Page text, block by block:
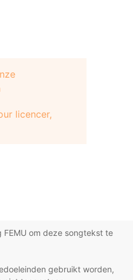
licencer,
om deze songtekst te
gebruikt worden,